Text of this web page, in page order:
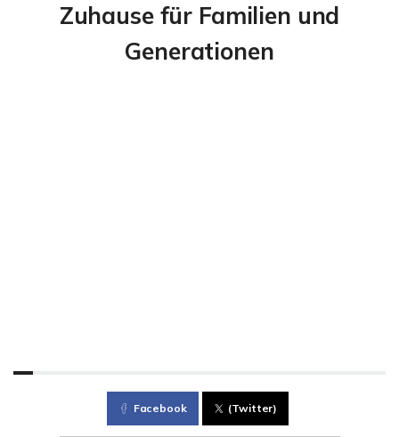
Zuhause für Familien und
Generationen
Facebook (Twitter)